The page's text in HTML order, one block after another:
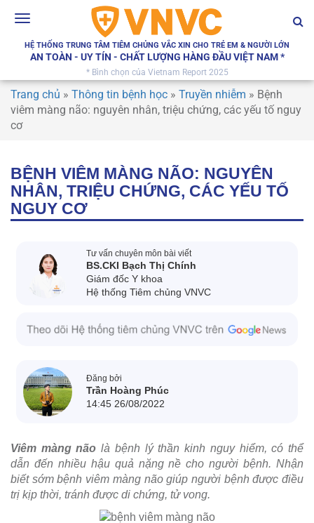
Toggle
HỆ THỐNG TRUNG TÂM TIÊM CHỦNG VẮC XIN CHO TRẺ EM & NGƯỜI LỚN
AN TOÀN - UY TÍN - CHẤT LƯỢNG HÀNG ĐẦU VIỆT NAM *
* Bình chọn của Vietnam Report 2025
Trang chủ » Thông tin bệnh học » Truyền nhiễm » Bệnh
viêm màng não: nguyên nhân, triệu chứng, các yếu tố nguy
cơ
BỆNH VIÊM MÀNG NÃO: NGUYÊN
NHÂN, TRIỆU CHỨNG, CÁC YẾU TỐ
NGUY CƠ
Tư vấn chuyên môn bài viết
BS.CKI Bạch Thị Chính
Giám đốc Y khoa
Hệ thống Tiêm chủng VNVC
Đăng bởi
Trần Hoàng Phúc
14:45 26/08/2022
Viêm màng não là bệnh lý thần kinh nguy hiểm, có thể
dẫn đến nhiều hậu quả nặng nề cho người bệnh. Nhận
biết sớm bệnh viêm màng não giúp người bệnh được điều
trị kịp thời, tránh được di chứng, tử vong.